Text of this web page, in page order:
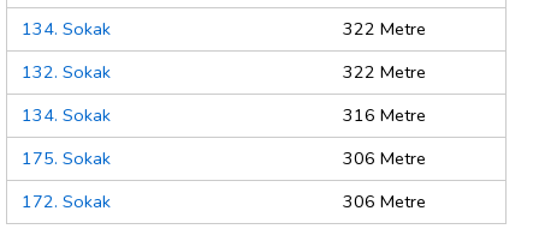
134. Sokak
322 Metre
132. Sokak
322 Metre
134. Sokak
316 Metre
175. Sokak
306 Metre
172. Sokak
306 Metre